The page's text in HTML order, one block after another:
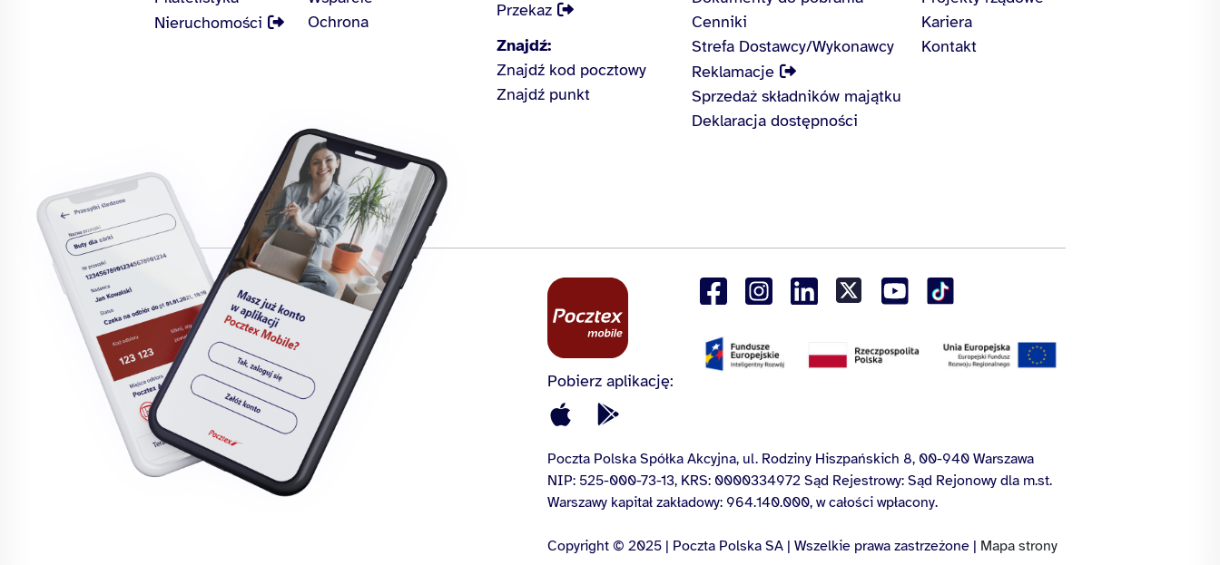
Nieruchomości
Ochrona
Przekaz
Znajdź:
Znajdź kod pocztowy
Znajdź punkt
Cenniki
Strefa Dostawcy/Wykonawcy
Reklamacje
Sprzedaż składników majątku
Deklaracja dostępności
Kariera
Kontakt
Pobierz aplikację:
Poczta Polska Spółka Akcyjna, ul. Rodziny Hiszpańskich 8, 00-940 Warszawa
NIP: 525-000-73-13, KRS: 0000334972 Sąd Rejestrowy: Sąd Rejonowy dla m.st.
Warszawy kapitał zakładowy: 964.140.000, w całości wpłacony.
Copyright © 2025 | Poczta Polska SA | Wszelkie prawa zastrzeżone | Mapa strony